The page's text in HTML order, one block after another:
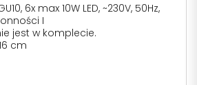
6x max 10W LED, ~230V, 50Hz,
I
jest w komplecie.
cm